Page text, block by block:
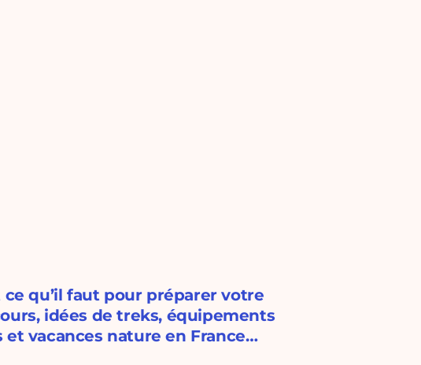
qu’il faut pour préparer votre
idées de treks, équipements
vacances nature en France…